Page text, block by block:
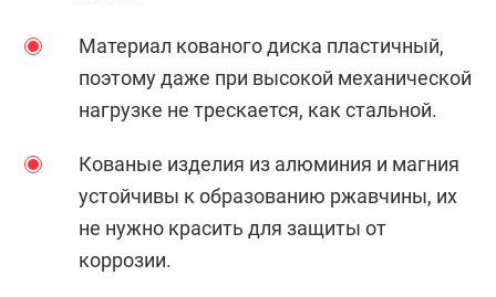
Материал кованого диска пластичный,
поэтому даже при высокой механической
нагрузке не трескается, как стальной.
Кованые изделия из алюминия и магния
устойчивы к образованию ржавчины, их
не нужно красить для защиты от
коррозии.